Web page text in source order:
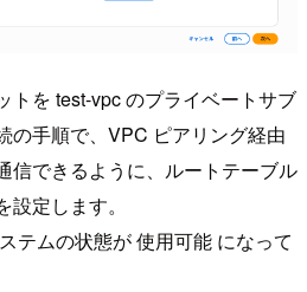
トを test-vpc のプライベートサブ
の手順で、VPC ピアリング経由
信できるように、ルートテーブル
定します。
テムの状態が 使用可能 になって